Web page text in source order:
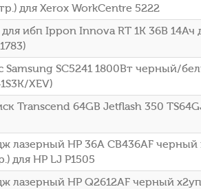
для Xerox WorkCentre 5222
ибп Ippon Innova RT 1K 36В 14Ач
Samsung SC5241 1800Вт черный/
XEV)
Transcend 64GB Jetflash 350
лазерный HP 36A CB436AF черный
для HP LJ P1505
лазерный HP Q2612AF черный